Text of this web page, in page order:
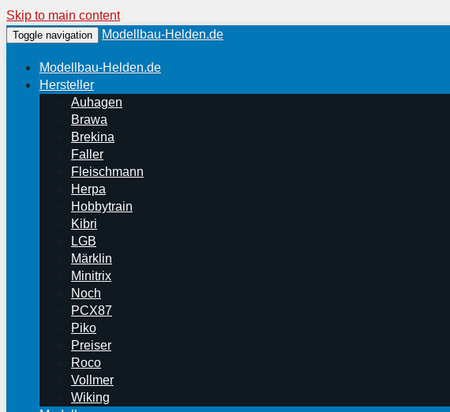
Skip to main content
Toggle navigation Modellbau-Helden.de
Modellbau-Helden.de
Hersteller
Auhagen
Brawa
Brekina
Faller
Fleischmann
Herpa
Hobbytrain
Kibri
LGB
Märklin
Minitrix
Noch
PCX87
Piko
Preiser
Roco
Vollmer
Wiking